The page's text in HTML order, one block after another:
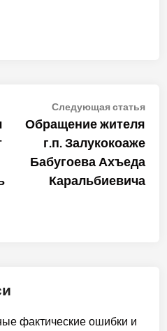
Следующая статья
Обращение жителя
г.п. Залукокоаже
Бабугоева Ахъеда
Каральбиевича
фактические ошибки и